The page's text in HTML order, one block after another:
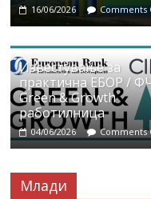
16/06/2026 Comments
Известување за
практична ЕБОР /
Green & Growth
работилница
04/06/2026 Comments
Млади